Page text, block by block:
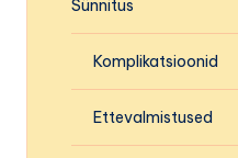
Sünnitus
Komplikatsioonid
Ettevalmistused